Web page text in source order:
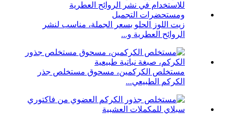
زيت اللوز الحلو بسعر الجملة، مناسب لنشر
الروائح العطرية و...
مستخلص الكركمين، مسحوق مستخلص جذر
الكركم الطبيعي...